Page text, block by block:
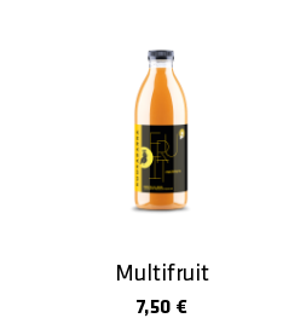
Multifruit
7,50 €